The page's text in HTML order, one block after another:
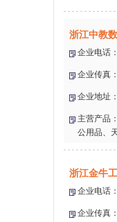
浙江中教
企业电话
企业传真
企业地址
主营产品
公用品、
浙江金牛
企业电话
企业传真